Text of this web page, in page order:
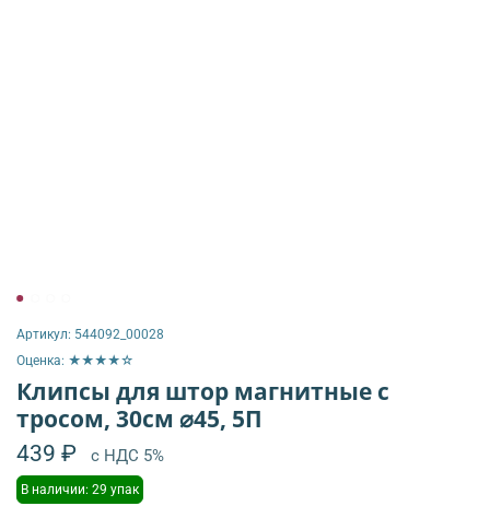
Артикул: 544092_00028
Оценка: ★★★★☆
Клипсы для штор магнитные с
тросом, 30см ⌀45, 5П
439 ₽ с НДС 5%
В наличии: 29 упак